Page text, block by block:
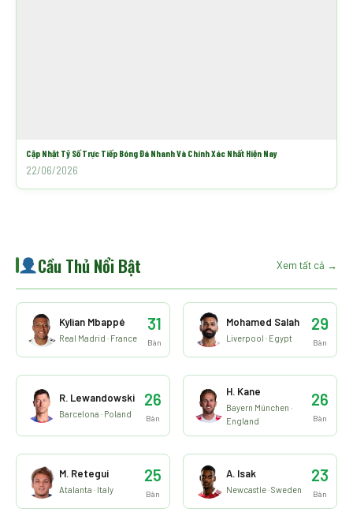
Cập Nhật Tỷ Số Trực Tiếp Bóng Đá Nhanh Và Chính Xác Nhất Hiện Nay
22/06/2026
Cầu Thủ Nổi Bật Xem tất cả →
Kylian Mbappé
Real Madrid · France
31
Bàn
Mohamed Salah
Liverpool · Egypt
29
Bàn
R. Lewandowski
Barcelona · Poland
26
Bàn
H. Kane
Bayern München ·
England
26
Bàn
M. Retegui
Atalanta · Italy
25
Bàn
A. Isak
Newcastle · Sweden
23
Bàn